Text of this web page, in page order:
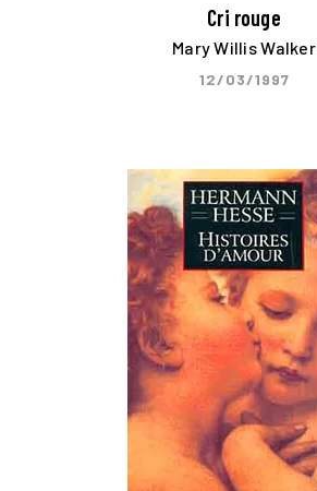
Cri rouge
Mary Willis Walker
12/03/1997